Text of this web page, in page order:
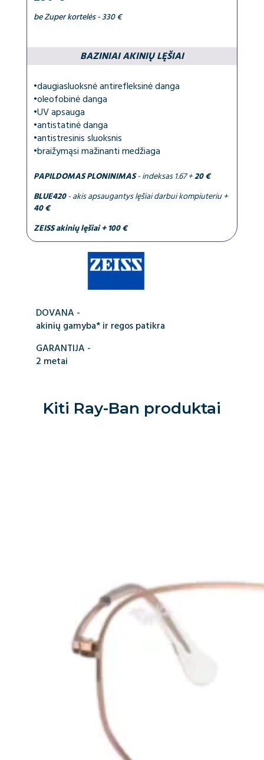
be Zuper kortelės - 330 €
BAZINIAI AKINIŲ LĘŠIAI
•daugiasluoksnė antirefleksinė danga
•oleofobinė danga
•UV apsauga
•antistatinė danga
•antistresinis sluoksnis
•braižymąsi mažinanti medžiaga
PAPILDOMAS PLONINIMAS- indeksas 1.67 +20 €
BLUE420- akis apsaugantys lęšiai darbui kompiuteriu +
40 €
ZEISS akinių lęšiai + 100 €
DOVANA -
akinių gamyba* ir regos patikra
GARANTIJA -
2 metai
Kiti Ray-Ban produktai